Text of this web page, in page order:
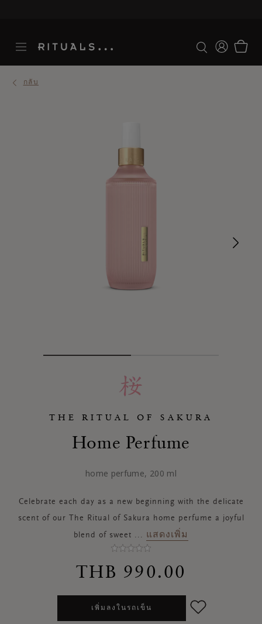
กลับ
THE RITUAL OF SAKURA
Home Perfume
home perfume, 200 ml
Celebrate each day as a new beginning with the delicate
scent of our The Ritual of Sakura home perfume a joyful
blend of sweet ... แสดงเพิ่ม
THB 990.00
เพิ่มลงในรถเข็น